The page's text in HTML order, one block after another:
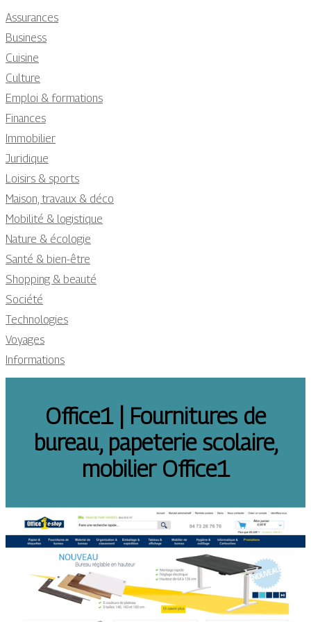
Assurances
Business
Cuisine
Culture
Emploi & formations
Finances
Immobilier
Juridique
Loisirs & sports
Maison, travaux & déco
Mobilité & logistique
Nature & écologie
Santé & bien-être
Shopping & beauté
Société
Technologies
Voyages
Informations
Office1 | Fournitures de
bureau, papeterie scolaire,
mobilier Office1